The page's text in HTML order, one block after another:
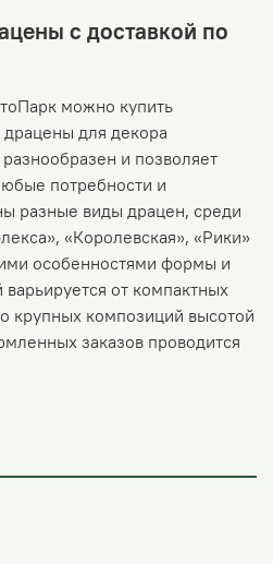
с доставкой по
можно купить
драцены для декора
и позволяет
потребности и
разные виды драцен, среди
«Королевская», «Рики»
особенностями формы и
от компактных
крупных композиций высотой
заказов проводится